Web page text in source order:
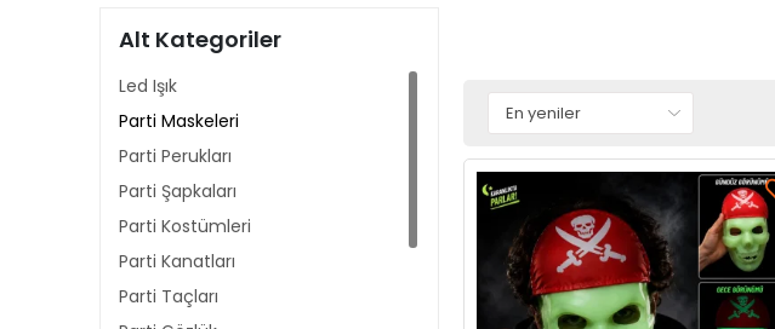
Alt Kategoriler
Led Işık
Parti Maskeleri
Parti Perukları
Parti Şapkaları
Parti Kostümleri
Parti Kanatları
Parti Taçları